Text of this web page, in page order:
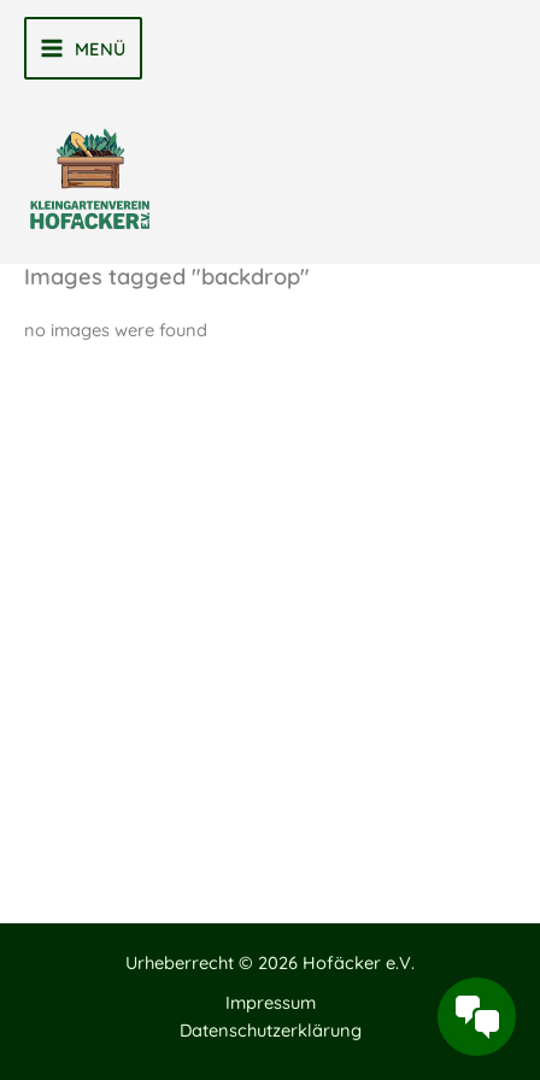
Zum
Inhalt
MAIN
MENÜ
Images tagged "backdrop"
no images were found
Urheberrecht © 2026 Hofäcker e.V.
Impressum
Datenschutzerklärung